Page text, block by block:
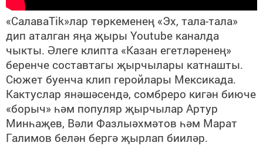
«СалаваTik»лар төркеменең «Эх, тала-тала»
дип аталган яңа җыры Youtube каналда
чыкты. Әлеге клипта «Казан егетләренең»
беренче составтагы җырчылары катнашты.
Сюжет буенча клип геройлары Мексикада.
Кактуслар янәшәсендә, сомбреро кигән биюче
«борыч» һәм популяр җырчылар Артур
Минһаҗев, Вәли Фазлыәхмәтов һәм Марат
Галимов белән бергә җырлап бииләр.